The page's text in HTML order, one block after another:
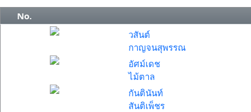
No.
วสันต์
กาญจนสุพรรณ
อัศม์เดช
ไม้ตาล
กันตินันท์
สันติเพ็ชร